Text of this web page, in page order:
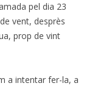
pel dia 23
vent, desprès
prop de vint
a intentar fer-la, a